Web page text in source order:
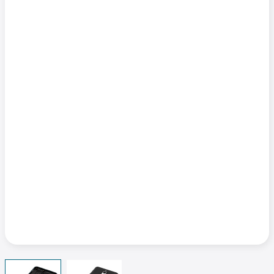
View larger imageView larger image